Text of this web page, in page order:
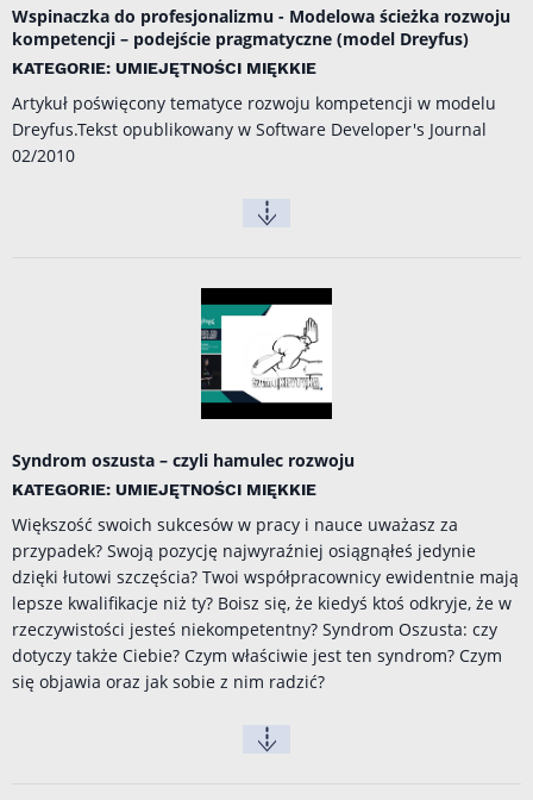
Wspinaczka do profesjonalizmu - Modelowa ścieżka rozwoju
kompetencji – podejście pragmatyczne (model Dreyfus)
KATEGORIE: UMIEJĘTNOŚCI MIĘKKIE
Artykuł poświęcony tematyce rozwoju kompetencji w modelu
Dreyfus.Tekst opublikowany w Software Developer's Journal
02/2010
Syndrom oszusta – czyli hamulec rozwoju
KATEGORIE: UMIEJĘTNOŚCI MIĘKKIE
Większość swoich sukcesów w pracy i nauce uważasz za
przypadek? Swoją pozycję najwyraźniej osiągnąłeś jedynie
dzięki łutowi szczęścia? Twoi współpracownicy ewidentnie mają
lepsze kwalifikacje niż ty? Boisz się, że kiedyś ktoś odkryje, że w
rzeczywistości jesteś niekompetentny? Syndrom Oszusta: czy
dotyczy także Ciebie? Czym właściwie jest ten syndrom? Czym
się objawia oraz jak sobie z nim radzić?